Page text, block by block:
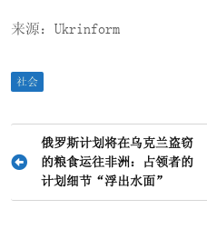
来源：Ukrinform
社会
章
导
俄罗斯计划将在乌克兰盗窃
的粮食运往非洲：占领者的
计划细节“浮出水面”